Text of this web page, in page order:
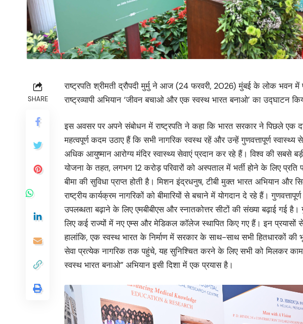
SHARE
राष्ट्रपति श्रीमती द्रौपदी मुर्मु ने आज (24 फरवरी, 2026) मुंबई के लोक भवन में
राष्ट्रव्यापी अभियान ‘जीवन बचाओ और एक स्वस्थ भारत बनाओ’ का उद्घाटन
इस अवसर पर अपने संबोधन में राष्ट्रपति ने कहा कि भारत सरकार ने पिछले
महत्वपूर्ण कदम उठाए हैं कि सभी नागरिक स्वस्थ रहें और उन्हें गुणवत्तापूर्ण
अधिक आयुष्मान आरोग्य मंदिर स्वास्थ्य सेवाएं प्रदान कर रहे हैं। विश्व की सबसे
योजना के तहत, लगभग 12 करोड़ परिवारों को अस्पताल में भर्ती होने के लिए प्रति
बीमा की सुविधा प्राप्त होती है। मिशन इंद्रधनुष, टीबी मुक्त भारत अभियान
राष्ट्रीय कार्यक्रम नागरिकों को बीमारियों से बचाने में योगदान दे रहे हैं।
उपलब्धता बढ़ाने के लिए एमबीबीएस और स्नातकोत्तर सीटों की संख्या बढ़ाई गई है।
लिए कई राज्यों में नए एम्स और मेडिकल कॉलेज स्थापित किए गए हैं। इन प्रयासों
हालांकि, एक स्वस्थ भारत के निर्माण में सरकार के साथ-साथ सभी हितधारकों की
सेवा प्रत्येक नागरिक तक पहुंचे, यह सुनिश्चित करने के लिए सभी को मिलकर
स्वस्थ भारत बनाओ” अभियान इसी दिशा में एक प्रयास है।